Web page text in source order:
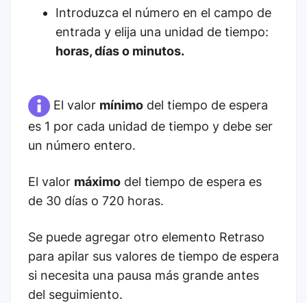
Introduzca el número en el campo de
entrada y elija una unidad de tiempo:
horas, días o minutos.
El valor mínimo del tiempo de espera
es 1 por cada unidad de tiempo y debe ser
un número entero.
El valor máximo del tiempo de espera es
de 30 días o 720 horas.
Se puede agregar otro elemento Retraso
para apilar sus valores de tiempo de espera
si necesita una pausa más grande antes
del seguimiento.